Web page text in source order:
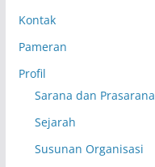
Kontak
Pameran
Profil
Sarana dan Prasarana
Sejarah
Susunan Organisasi